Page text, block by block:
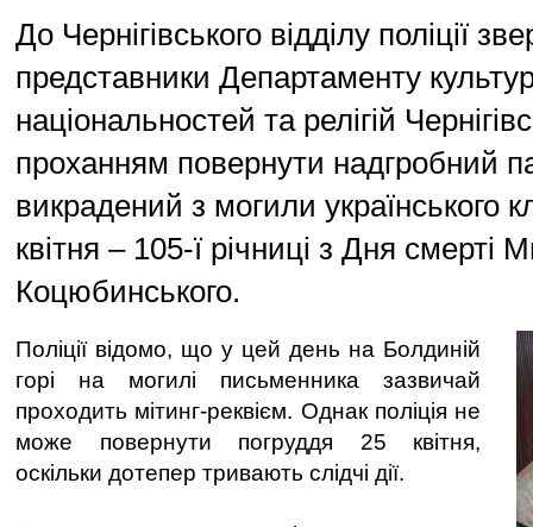
До Чернігівського відділу поліції
представники Департаменту
національностей та релігій
проханням повернути надгробний
викрадений з могили українського
квітня – 105-ї річниці з Дня смерті
Коцюбинського.
Поліції відомо, що у цей день на Болдиній
горі на могилі письменника зазвичай
проходить мітинг-реквієм. Однак поліція не
може повернути погруддя 25 квітня,
оскільки дотепер тривають слідчі дії.